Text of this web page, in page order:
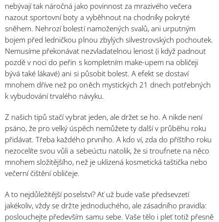
nebývají tak náročná jako povinnost za mrazivého večera
nazout sportovní boty a vyběhnout na chodníky pokryté
sněhem. Nehrozí bolestí namožených svalů, ani urputným
bojem před ledničkou plnou zbylých silvestrovských pochoutek.
Nemusíme překonávat nezvladatelnou lenost (i když padnout
pozdě v noci do peřin s kompletním make-upem na obličeji
bývá také lákavé) ani si působit bolest. A efekt se dostaví
mnohem dříve než po oněch mystických 21 dnech potřebných
k vybudování trvalého návyku.
Z našich tipů stačí vybrat jeden, ale držet se ho. A nikde není
psáno, že pro velký úspěch nemůžete ty další v průběhu roku
přidávat. Třeba každého prvního. A kdo ví, zda do příštího roku
nezocelíte svou vůli a sebeúctu natolik, že si troufnete na něco
mnohem složitějšího, než je uklizená kosmetická taštička nebo
večerní čištění obličeje.
A to nejdůležitější poselství? Ať už bude vaše předsevzetí
jakékoliv, vždy se držte jednoduchého, ale zásadního pravidla:
poslouchejte především samu sebe. Vaše tělo i pleť totiž přesně